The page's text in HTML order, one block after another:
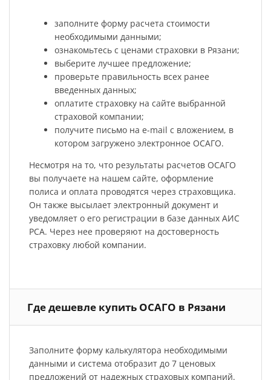
заполните форму расчета стоимости
необходимыми данными;
ознакомьтесь с ценами страховки в Рязани;
выберите лучшее предложение;
проверьте правильность всех ранее
введенных данных;
оплатите страховку на сайте выбранной
страховой компании;
получите письмо на e-mail с вложением, в
котором загружено электронное ОСАГО.
Несмотря на то, что результаты расчетов ОСАГО
вы получаете на нашем сайте, оформление
полиса и оплата проводятся через страховщика.
Он также высылает электронный документ и
уведомляет о его регистрации в базе данных АИС
РСА. Через нее проверяют на достоверность
страховку любой компании.
Где дешевле купить ОСАГО в Рязани
Заполните форму калькулятора необходимыми
данными и система отобразит до 7 ценовых
предложений от надежных страховых компаний.